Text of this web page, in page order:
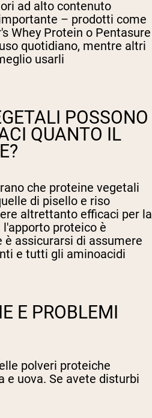
ad alto contenuto
– prodotti come
Whey Protein o Pentasure
quotidiano, mentre altri
usarli
POSSONO
QUANTO IL
che proteine vegetali
di pisello e riso
altrettanto efficaci per la
proteico è
è assicurarsi di assumere
e tutti gli aminoacidi
E PROBLEMI
polveri proteiche
e uova. Se avete disturbi